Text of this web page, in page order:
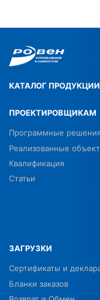
КАТАЛОГ ПРОДУКЦИИ
ПРОЕКТИРОВЩИКАМ
Программные
Реализованные
Квалификация
Статьи
ЗАГРУЗКИ
Сертификаты и
Бланки заказов